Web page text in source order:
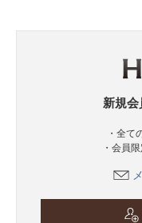
新規
・全て
・会員